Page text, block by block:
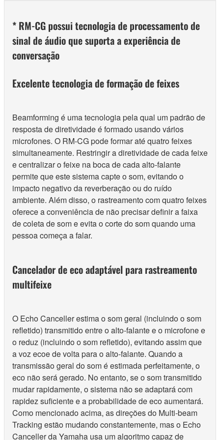
* RM-CG possui tecnologia de processamento de
sinal de áudio que suporta a experiência de
conversação
Excelente tecnologia de formação de feixes
Beamforming é uma tecnologia pela qual um padrão de
resposta de diretividade é formado usando vários
microfones. O RM-CG pode formar até quatro feixes
simultaneamente. Restringir a diretividade de cada feixe
e centralizar o feixe na boca de cada alto-falante
permite que este sistema capte o som, evitando o
impacto negativo da reverberação ou do ruído
ambiente. Além disso, o rastreamento com quatro feixes
oferece a conveniência de não precisar definir a faixa
de coleta de som e evita o corte do som quando uma
pessoa começa a falar.
Cancelador de eco adaptável para rastreamento
multifeixe
O Echo Canceller estima o som geral (incluindo o som
refletido) transmitido entre o alto-falante e o microfone e
o reduz (incluindo o som refletido), evitando assim que
a voz ecoe de volta para o alto-falante. Quando a
transmissão geral do som é estimada perfeitamente, o
eco não será gerado. No entanto, se o som transmitido
mudar rapidamente, o sistema não se adaptará com
rapidez suficiente e a probabilidade de eco aumentará.
Como mencionado acima, as direções do Multi-beam
Tracking estão mudando constantemente, mas o Echo
Canceller da Yamaha usa um algoritmo capaz de